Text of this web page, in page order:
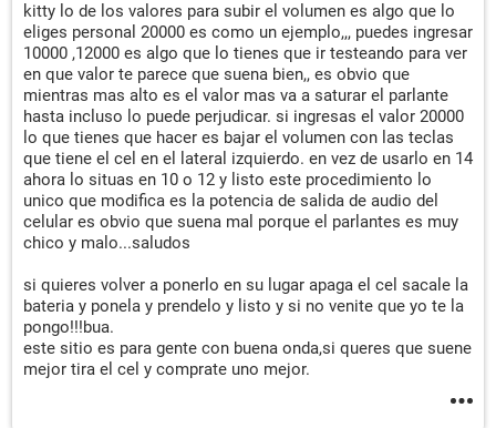
kitty lo de los valores para subir el volumen es algo que lo
eliges personal 20000 es como un ejemplo,,, puedes ingresar
10000 ,12000 es algo que lo tienes que ir testeando para ver
en que valor te parece que suena bien,, es obvio que
mientras mas alto es el valor mas va a saturar el parlante
hasta incluso lo puede perjudicar. si ingresas el valor 20000
lo que tienes que hacer es bajar el volumen con las teclas
que tiene el cel en el lateral izquierdo. en vez de usarlo en 14
ahora lo situas en 10 o 12 y listo este procedimiento lo
unico que modifica es la potencia de salida de audio del
celular es obvio que suena mal porque el parlantes es muy
chico y malo...saludos
si quieres volver a ponerlo en su lugar apaga el cel sacale la
bateria y ponela y prendelo y listo y si no venite que yo te la
pongo!!!bua.
este sitio es para gente con buena onda,si queres que suene
mejor tira el cel y comprate uno mejor.